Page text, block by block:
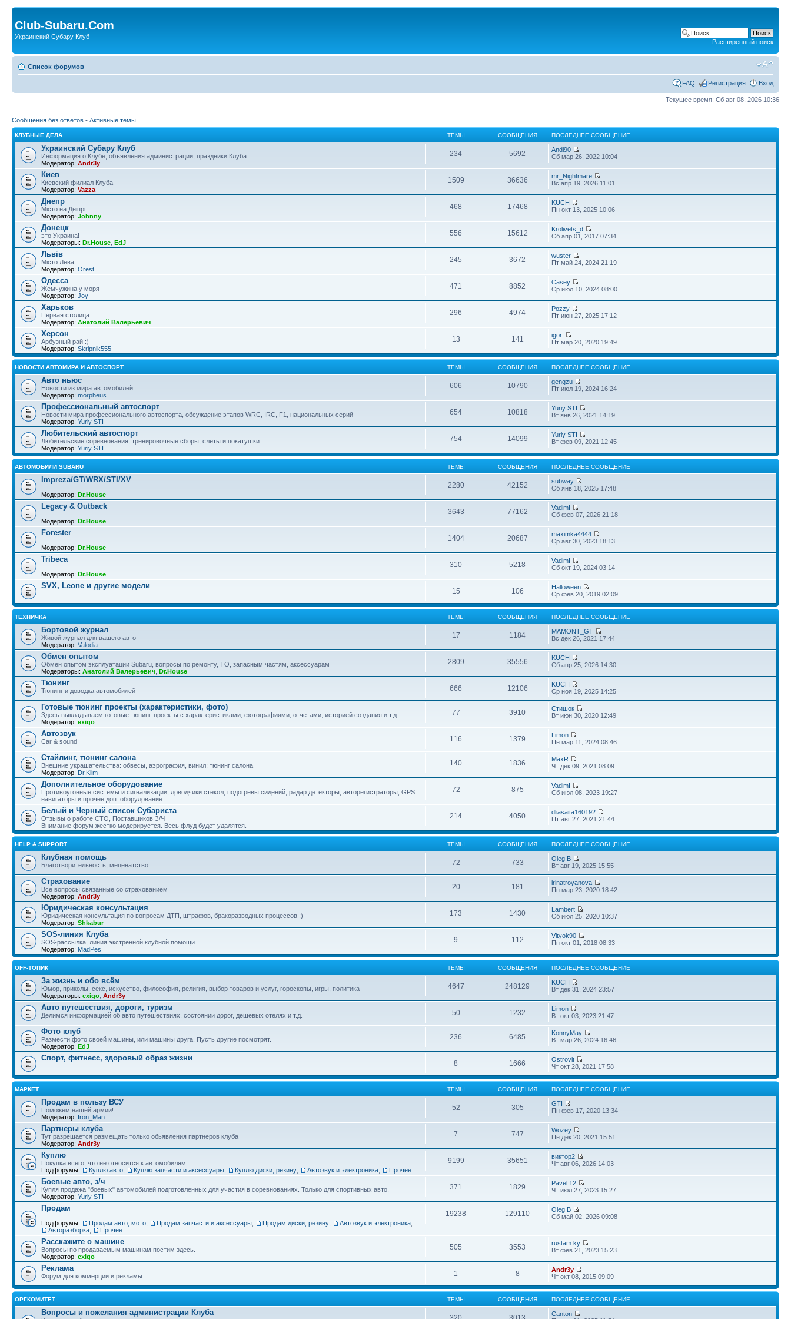
Club-Subaru.Com
Украинский Субару Клуб
Расширенный поиск
Список форумов
FAQ Регистрация Вход
Текущее время: Сб авг 08, 2026 10:36
Сообщения без ответов • Активные темы
КЛУБНЫЕ ДЕЛА ТЕМЫ СООБЩЕНИЯ ПОСЛЕДНЕЕ СООБЩЕНИЕ
Украинский Субару Клуб
Информация о Клубе, объявления администрации, праздники Клуба
Модератор: Andr3y
234 5692
Andi90
Сб мар 26, 2022 10:04
Киев
Киевский филиал Клуба
Модератор: Vazza
1509 36636
mr_Nightmare
Вс апр 19, 2026 11:01
Днепр
Місто на Дніпрі
Модератор: Johnny
468 17468
KUCH
Пн окт 13, 2025 10:06
Донецк
это Украина!
Модераторы: Dr.House EdJ
556 15612
Krolivets_d
Сб апр 01, 2017 07:34
Львів
Місто Лева
Модератор: Orest
245 3672
wuster
Пт май 24, 2024 21:19
Одесса
Жемчужина у моря
Модератор: Joy
471 8852
Casey
Ср июл 10, 2024 08:00
Харьков
Первая столица
Модератор: Анатолий Валерьевич
296 4974
Pozzy
Пт июн 27, 2025 17:12
Херсон
Арбузный рай :)
Модератор: Skripnik555
13 141
igor.
Пт мар 20, 2020 19:49
НОВОСТИ АВТОМИРА И АВТОСПОРТ ТЕМЫ СООБЩЕНИЯ ПОСЛЕДНЕЕ СООБЩЕНИЕ
Авто ньюс
Новости из мира автомобилей
Модератор: morpheus
606 10790
gengzu
Пт июл 19, 2024 16:24
Профессиональный автоспорт
Новости мира профессионального автоспорта, обсуждение этапов WRC, IRC, F1, национальных серий
Модератор: Yuriy STI
654 10818
Yuriy STI
Вт янв 26, 2021 14:19
Любительский автоспорт
Любительские соревнования, тренировочные сборы, слеты и покатушки
Модератор: Yuriy STI
754 14099
Yuriy STI
Вт фев 09, 2021 12:45
АВТОМОБИЛИ SUBARU ТЕМЫ СООБЩЕНИЯ ПОСЛЕДНЕЕ СООБЩЕНИЕ
Impreza/GT/WRX/STI/XV
Модератор: Dr.House
2280 42152
subway
Сб янв 18, 2025 17:48
Legacy & Outback
Модератор: Dr.House
3643 77162
VadimI
Сб фев 07, 2026 21:18
Forester
Модератор: Dr.House
1404 20687
maximka4444
Ср авг 30, 2023 18:13
Tribeca
Модератор: Dr.House
310 5218
VadimI
Сб окт 19, 2024 03:14
SVX, Leone и другие модели
15 106
Halloween
Ср фев 20, 2019 02:09
ТЕХНИЧКА ТЕМЫ СООБЩЕНИЯ ПОСЛЕДНЕЕ СООБЩЕНИЕ
Бортовой журнал
Живой журнал для вашего авто
Модератор: Valodia
17 1184
MAMONT_GT
Вс дек 26, 2021 17:44
Обмен опытом
Обмен опытом эксплуатации Subaru, вопросы по ремонту, ТО, запасным частям, аксессуарам
Модераторы: Анатолий Валерьевич Dr.House
2809 35556
KUCH
Сб апр 25, 2026 14:30
Тюнинг
Тюнинг и доводка автомобилей 666 12106
KUCH
Ср ноя 19, 2025 14:25
Готовые тюнинг проекты (характеристики, фото)
Здесь выкладываем готовые тюнинг-проекты с характеристиками, фотографиями, отчетами, историей создания и т.д.
Модератор: exigo
77 3910
Стишок
Вт июн 30, 2020 12:49
Автозвук
Car & sound 116 1379
Limon
Пн мар 11, 2024 08:46
Стайлинг, тюнинг салона
Внешние украшательства: обвесы, аэрография, винил; тюнинг салона
Модератор: Dr.Klim
140 1836
MaxR
Чт дек 09, 2021 08:09
Дополнительное оборудование
Противоугонные системы и сигнализации, доводчики стекол, подогревы сидений, радар детекторы, авторегистраторы, GPS
навигаторы и прочее доп. оборудование
72 875
VadimI
Сб июл 08, 2023 19:27
Белый и Черный список Субариста
Отзывы о работе СТО, Поставщиков З/Ч
Внимание форум жестко модерируется. Весь флуд будет удалятся.
214 4050
dliasaita160192
Пт авг 27, 2021 21:44
HELP & SUPPORT ТЕМЫ СООБЩЕНИЯ ПОСЛЕДНЕЕ СООБЩЕНИЕ
Клубная помощь
Благотворительность, меценатство 72 733
Oleg B
Вт авг 19, 2025 15:55
Страхование
Все вопросы связанные со страхованием
Модератор: Andr3y
20 181
irinatroyanova
Пн мар 23, 2020 18:42
Юридическая консультация
Юридическая консультация по вопросам ДТП, штрафов, бракоразводных процессов :)
Модератор: Shkabur
173 1430
Lambert
Сб июл 25, 2020 10:37
SOS-линия Клуба
SOS-рассылка, линия экстренной клубной помощи
Модератор: MadPes
9 112
Vityok90
Пн окт 01, 2018 08:33
OFF-ТОПИК ТЕМЫ СООБЩЕНИЯ ПОСЛЕДНЕЕ СООБЩЕНИЕ
За жизнь и обо всём
Юмор, приколы, секс, искусство, философия, религия, выбор товаров и услуг, гороскопы, игры, политика
Модераторы: exigo Andr3y
4647 248129
KUCH
Вт дек 31, 2024 23:57
Авто путешествия, дороги, туризм
Делимся информацией об авто путешествиях, состоянии дорог, дешевых отелях и т.д. 50 1232
Limon
Вт окт 03, 2023 21:47
Фото клуб
Размести фото своей машины, или машины друга. Пусть другие посмотрят.
Модератор: EdJ
236 6485
KonnyMay
Вт мар 26, 2024 16:46
Спорт, фитнесс, здоровый образ жизни
8 1666
Ostrovit
Чт окт 28, 2021 17:58
МАРКЕТ ТЕМЫ СООБЩЕНИЯ ПОСЛЕДНЕЕ СООБЩЕНИЕ
Продам в пользу ВСУ
Поможем нашей армии!
Модератор: Iron_Man
52 305
GTI
Пн фев 17, 2020 13:34
Партнеры клуба
Тут разрешается размещать только обьявления партнеров клуба
Модератор: Andr3y
7 747
Wozey
Пн дек 20, 2021 15:51
Куплю
Покупка всего, что не относится к автомобилям
Подфорумы:
Куплю авто Куплю запчасти и аксессуары Куплю диски, резину Автозвук и электроника Прочее
9199 35651
виктор2
Чт авг 06, 2026 14:03
Боевые авто, з/ч
Купля продажа "боевых" автомобилей подготовленных для участия в соревнованиях. Только для спортивных авто.
Модератор: Yuriy STI
371 1829
Pavel 12
Чт июл 27, 2023 15:27
Продам
Подфорумы: Продам авто, мото Продам запчасти и аксессуары Продам диски, резину Автозвук и электроника
Авторазборка
Прочее
19238 129110
Oleg B
Сб май 02, 2026 09:08
Расскажите о машине
Вопросы по продаваемым машинам постим здесь.
Модератор: exigo
505 3553
rustam.ky
Вт фев 21, 2023 15:23
Реклама
Форум для коммерции и рекламы 1 8
Andr3y
Чт окт 08, 2015 09:09
ОРГКОМИТЕТ ТЕМЫ СООБЩЕНИЯ ПОСЛЕДНЕЕ СООБЩЕНИЕ
Вопросы и пожелания администрации Клуба
Canton